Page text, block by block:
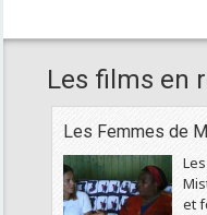
Les films en
Les Femmes de
et